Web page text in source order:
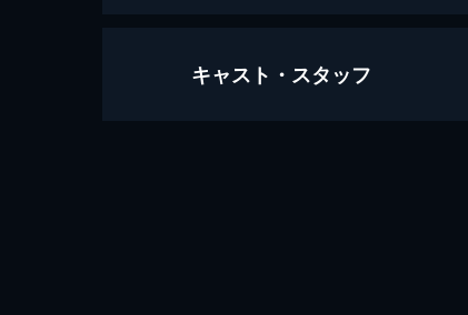
死んでもいい
キャスト・スタッフ